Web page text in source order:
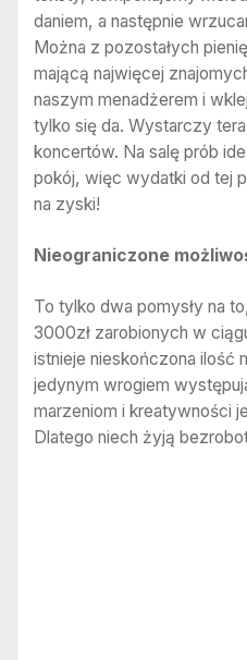
daniem, a następnie
Można z pozostałych
mającą najwięcej
naszym menadżerem i
tylko się da. Wystarczy
koncertów. Na salę prób
pokój, więc wydatki od tej
na zyski!
Nieograniczone
To tylko dwa pomysły na
3000zł zarobionych w
istnieje nieskończona ilość
jedynym wrogiem
marzeniom i kreatywności
Dlatego niech żyją